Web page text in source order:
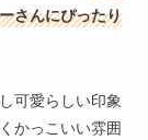
さんにぴったり
可愛らしい印象
かっこいい雰囲